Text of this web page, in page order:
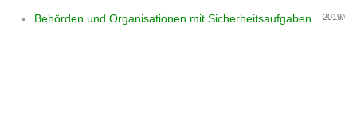
Behörden und Organisationen mit Sicherheitsaufgaben